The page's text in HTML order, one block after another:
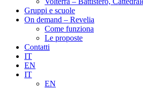
Gruppi e scuole
On demand – Revelia
Come funziona
Le proposte
Contatti
IT
EN
IT
EN